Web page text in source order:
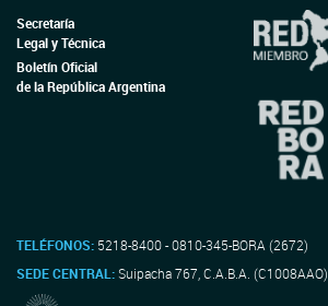
Secretaría
Legal y Técnica
Boletín Oficial
de la República Argentina
TELÉFONOS: 5218-8400 - 0810-345-BORA (2672)
SEDE CENTRAL:Suipacha 767, C.A.B.A. (C1008AAO)